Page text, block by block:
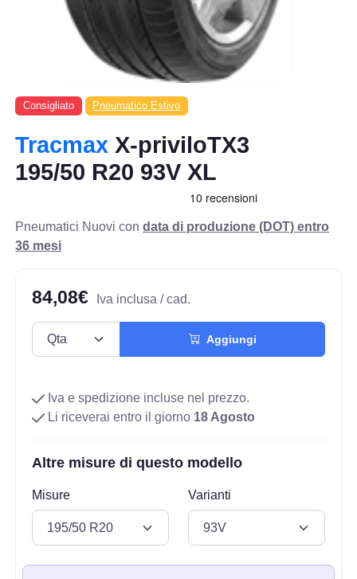
Consigliato Pneumatico Estivo
Tracmax X-priviloTX3
195/50 R20 93V XL
Pneumatici Nuovi condata di produzione (DOT) entro
36 mesi
84,08€ Iva inclusa / cad.
Aggiungi
Iva e spedizione incluse nel prezzo.
Li riceverai entro il giorno 18 Agosto
Altre misure di questo modello
Misure Varianti